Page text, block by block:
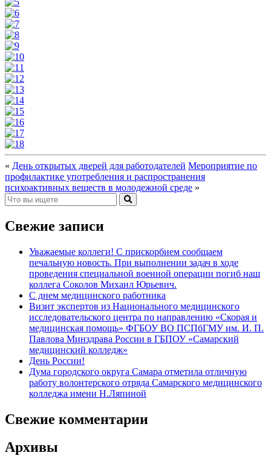
« День открытых дверей для работодателей Мероприятие по
профилактике употребления и распространения
психоактивных веществ в молодежной среде »
Свежие записи
Уважаемые коллеги! С прискорбием сообщаем
печальную новость. При выполнении задач в ходе
проведения специальной военной операции погиб наш
коллега Соколов Михаил Юрьевич.
С днем медицинского работника
Визит экспертов из Национального медицинского
исследовательского центра по направлению «Скорая и
медицинская помощь» ФГБОУ ВО ПСПбГМУ им. И. П.
Павлова Минздрава России в ГБПОУ «Самарский
медицинский колледж»
День России!
Дума городского округа Самара отметила отличную
работу волонтерского отряда Самарского медицинского
колледжа имени Н.Ляпиной
Свежие комментарии
Архивы